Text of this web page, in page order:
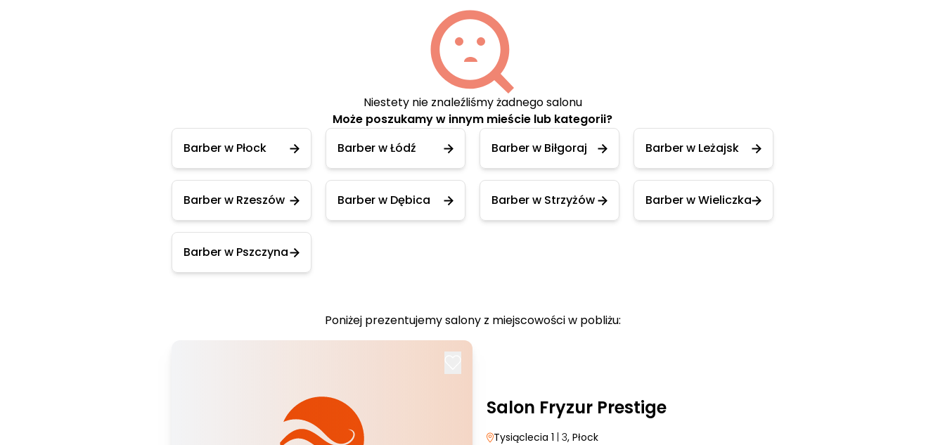
Niestety nie znaleźliśmy żadnego salonu
Może poszukamy w innym mieście lub kategorii?
Barber w Płock
Barber w Łódź Barber w Biłgoraj Barber w Leżajsk
Barber w Rzeszów Barber w Dębica Barber w Strzyżów Barber w Wieliczka
Barber w Pszczyna
Poniżej prezentujemy salony z miejscowości w pobliżu:
Salon Fryzur Prestige
Tysiąclecia 1 | 3, Płock